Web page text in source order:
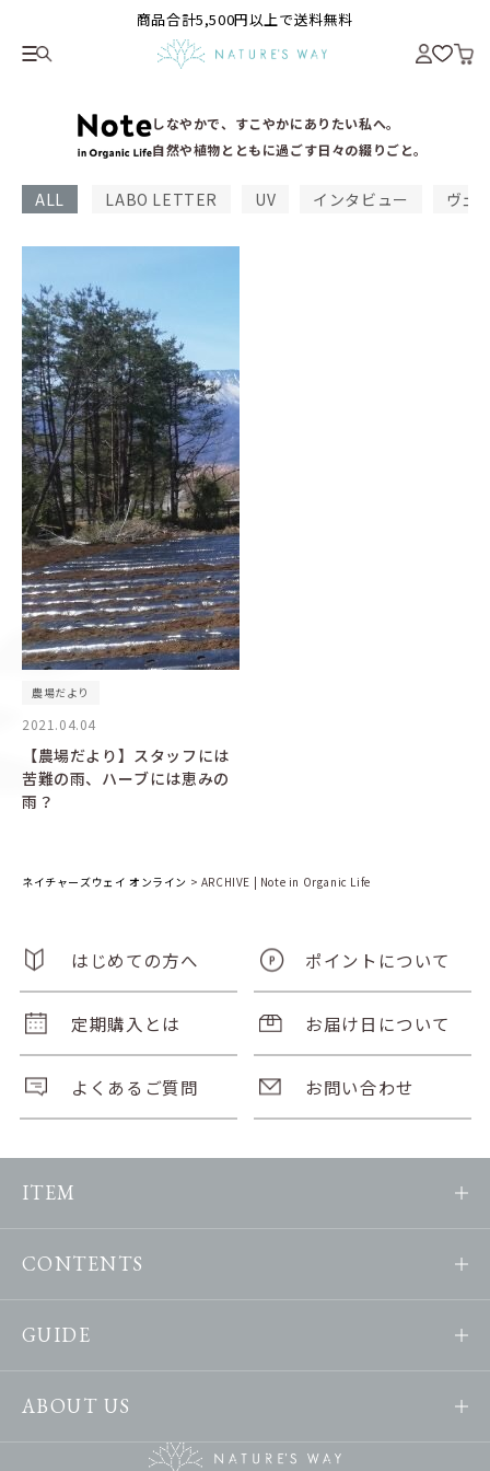
商品合計5,500円以上で送料無料
ネイチャーズウェイ オンライン > ARCHIVE | Note in Organic Life
しなやかで、すこやかにありたい私へ。
自然や植物とともに過ごす日々の綴りごと。
ALL LABO LETTER UV インタビュー ヴェ
農場だより
2021.04.04
【農場だより】スタッフには
苦難の雨、ハーブには恵みの
雨？
はじめての方へ ポイントについて
定期購入とは お届け日について
よくあるご質問 お問い合わせ
ITEM
CONTENTS
GUIDE
ABOUT US